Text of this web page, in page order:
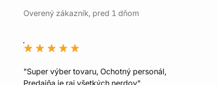
Overený zákazník, pred 1 dňom
"Super výber tovaru, Ochotný personál,
Predajňa je raj všetkých nerdov"